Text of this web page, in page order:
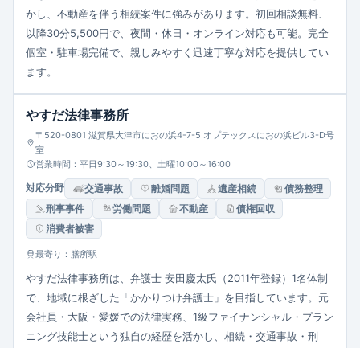
かし、不動産を伴う相続案件に強みがあります。初回相談無料、
以降30分5,500円で、夜間・休日・オンライン対応も可能。完全
個室・駐車場完備で、親しみやすく迅速丁寧な対応を提供してい
ます。
やすだ法律事務所
〒520-0801 滋賀県大津市におの浜4-7-5 オプテックスにおの浜ビル3-D号
室
営業時間：平日9:30～19:30、土曜10:00～16:00
対応分野 交通事故 離婚問題 遺産相続
債務整理
刑事事件
労働問題 不動産
債権回収
消費者被害
最寄り：膳所駅
やすだ法律事務所は、弁護士 安田慶太氏（2011年登録）1名体制
で、地域に根ざした「かかりつけ弁護士」を目指しています。元
会社員・大阪・愛媛での法律実務、1級ファイナンシャル・プラン
ニング技能士という独自の経歴を活かし、相続・交通事故・刑